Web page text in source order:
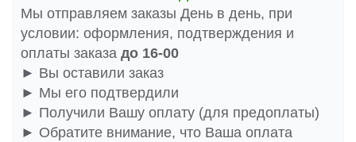
Мы отправляем заказы День в день, при
условии: оформления, подтверждения и
оплаты заказа до 16-00
► Вы оставили заказ
► Мы его подтвердили
► Получили Вашу оплату (для предоплаты)
► Обратите внимание, что Ваша оплата